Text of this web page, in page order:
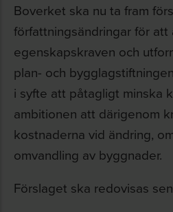
Boverket ska nu ta fram
författningsändringar för
egenskapskraven och
plan- och
i syfte att påtagligt minska
ambitionen att därigenom
kostnaderna vid ändring,
omvandling av byggnader.
Förslaget ska redovisas